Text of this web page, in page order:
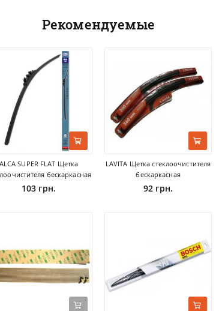
Рекомендуемые
ALCA SUPER FLAT Щетка
бескаркасная
103 грн.
LAVITA Щетка стеклоочистителя
бескаркасная
92 грн.